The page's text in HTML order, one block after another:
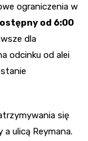
ograniczenia w
od 6:00
dla
odcinku od alei
się
a ulicą Reymana.